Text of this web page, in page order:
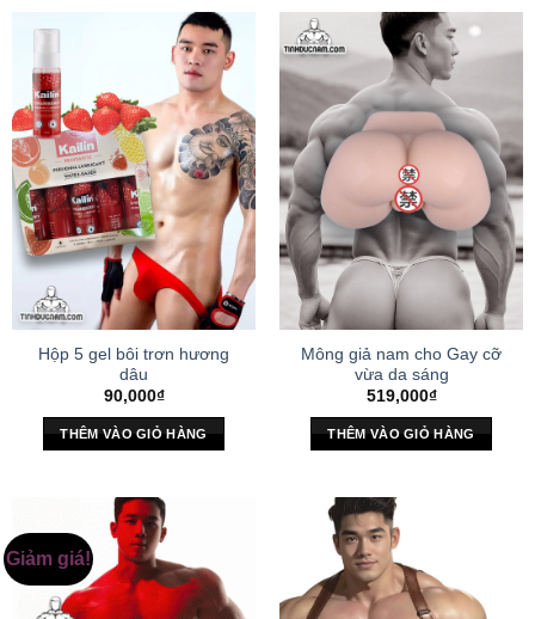
Hộp 5 gel bôi trơn hương
dâu
90,000₫
THÊM VÀO GIỎ HÀNG
Mông giả nam cho Gay cỡ
vừa da sáng
519,000₫
THÊM VÀO GIỎ HÀNG
Giảm giá!